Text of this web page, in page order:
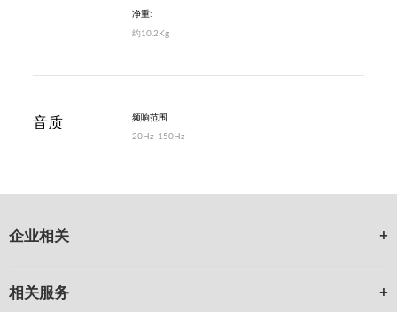
净重:
约10.2Kg
音质 频响范围
20Hz-150Hz
企业相关
相关服务